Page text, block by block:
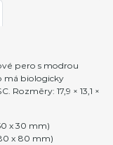
pero s modrou
má biologicky
Rozměry: 17,9 × 13,1 ×
x 30 mm)
x 80 mm)